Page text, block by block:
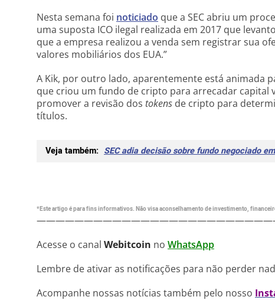
Nesta semana foi noticiado que a SEC abriu um
uma suposta ICO ilegal realizada em 2017 que
que a empresa realizou a venda sem registrar sua
valores mobiliários dos EUA.”
A Kik, por outro lado, aparentemente está animada
que criou um fundo de cripto para arrecadar capital
promover a revisão dos tokens de cripto para
títulos.
Veja também: SEC adia decisão sobre fundo negociado
*Este artigo é para fins informativos. Não visa aconselhamento de investimento,
Acesse o canal Webitcoin no WhatsApp
Lembre de ativar as notificações para não perder
Acompanhe nossas notícias também pelo nosso